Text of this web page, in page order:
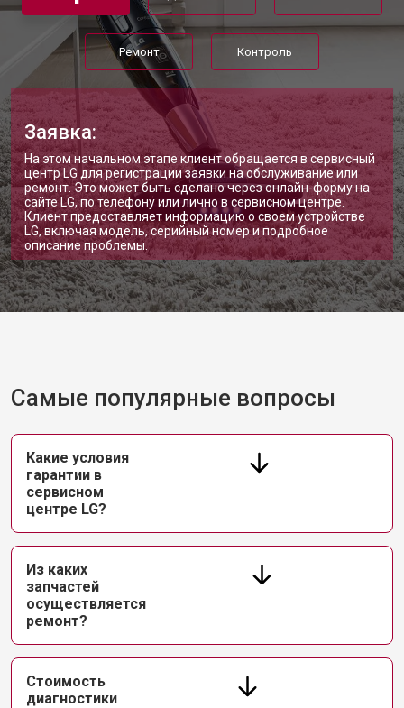
Ремонт Контроль
Заявка:
На этом начальном этапе клиент обращается в сервисный
центр LG для регистрации заявки на обслуживание или
ремонт. Это может быть сделано через онлайн-форму на
сайте LG, по телефону или лично в сервисном центре.
Клиент предоставляет информацию о своем устройстве
LG, включая модель, серийный номер и подробное
описание проблемы.
Самые популярные вопросы
Какие условия
гарантии в
сервисном
центре LG?
Из каких
запчастей
осуществляется
ремонт?
Стоимость
диагностики